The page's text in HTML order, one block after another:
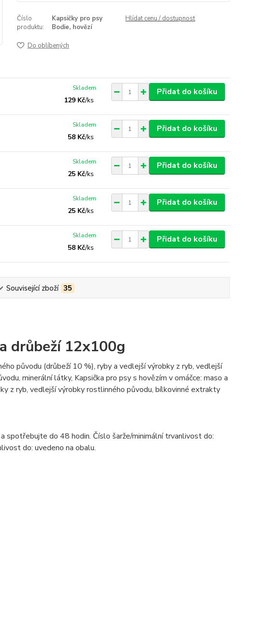
Číslo
produktu:
Kapsičky pro psy
Bodie, hovězí
Hlídat cenu / dostupnost
Do oblíbených
129 Kč/ks
Skladem Přidat do košíku
58 Kč/ks
Skladem Přidat do košíku
25 Kč/ks
Skladem Přidat do košíku
25 Kč/ks
Skladem Přidat do košíku
58 Kč/ks
Skladem Přidat do košíku
Související zboží 35
drůbeží 12x100g
původu (drůbeží 10 %), ryby a vedlejší výrobky z ryb, vedlejší
minerální látky, Kapsička pro psy s hovězím v omáčce: maso a
z ryb, vedlejší výrobky rostlinného původu, bílkovinné extrakty
spotřebujte do 48 hodin. Číslo šarže/minimální trvanlivost do:
do: uvedeno na obalu.